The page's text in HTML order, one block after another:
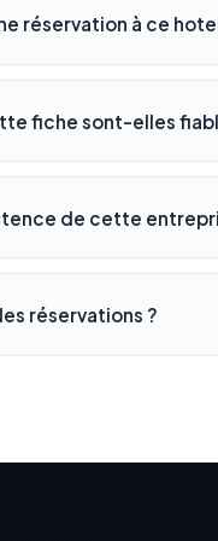
réservation à ce
fiche sont-elles
de cette
réservations ?